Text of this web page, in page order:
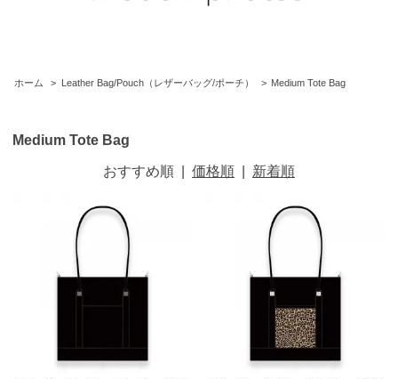
ホーム > Leather Bag/Pouch（レザーバッグ/ポーチ） > Medium Tote Bag
Medium Tote Bag
おすすめ順 価格順 新着順